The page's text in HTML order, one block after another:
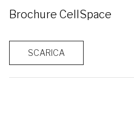
Brochure CellSpace
SCARICA